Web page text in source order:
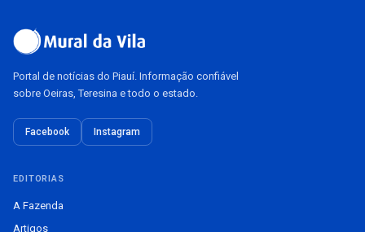
Portal de notícias do Piauí. Informação confiável
sobre Oeiras, Teresina e todo o estado.
Facebook Instagram
EDITORIAS
A Fazenda
Artigos